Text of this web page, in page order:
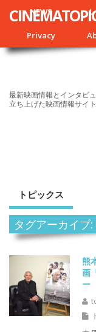
NEWS
Privacy
最新映画情報とインタビ
立ち上げた映画情報サイ
トピックス
タグアーカイブ
熊
画
ー